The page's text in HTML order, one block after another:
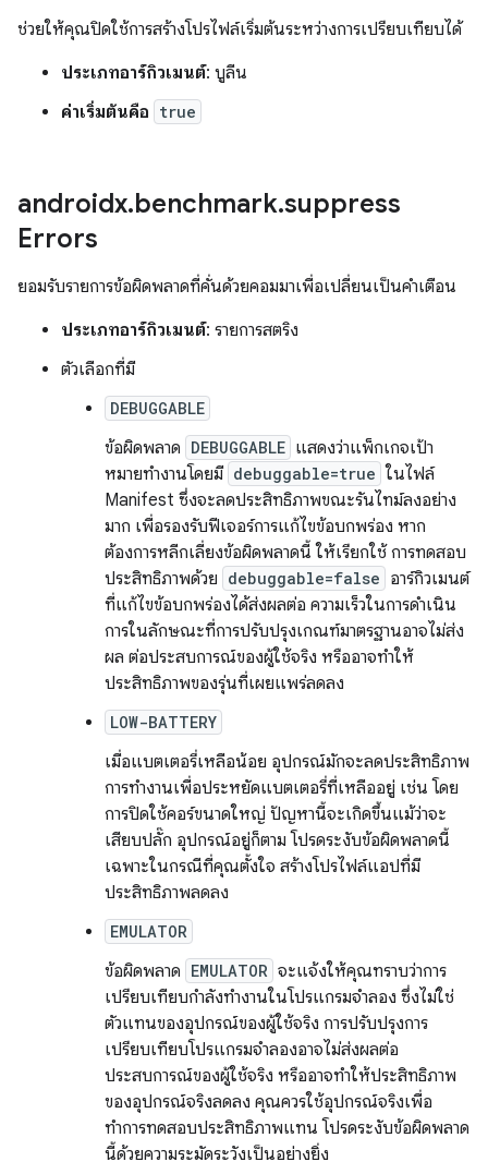
ช่วยให้คุณปิดใช้การสร้างโปรไฟล์เริ่มต้นระหว่างการเปรียบเทียบได้
ประเภทอาร์กิวเมนต์: บูลีน
ค่าเริ่มต้นคือ true
androidx.benchmark.suppress
Errors
ยอมรับรายการข้อผิดพลาดที่คั่นด้วยคอมมาเพื่อเปลี่ยนเป็นคำเตือน
ประเภทอาร์กิวเมนต์: รายการสตริง
ตัวเลือกที่มี
DEBUGGABLE
ข้อผิดพลาด DEBUGGABLE แสดงว่าแพ็กเกจเป้า
หมายทำงานโดยมี debuggable=true ในไฟล์
Manifest ซึ่งจะลดประสิทธิภาพขณะรันไทม์ลงอย่าง
มาก เพื่อรองรับฟีเจอร์การแก้ไขข้อบกพร่อง หาก
ต้องการหลีกเลี่ยงข้อผิดพลาดนี้ ให้เรียกใช้ การทดสอบ
ประสิทธิภาพด้วย debuggable=false อาร์กิวเมนต์
ที่แก้ไขข้อบกพร่องได้ส่งผลต่อ ความเร็วในการดำเนิน
การในลักษณะที่การปรับปรุงเกณฑ์มาตรฐานอาจไม่ส่ง
ผล ต่อประสบการณ์ของผู้ใช้จริง หรืออาจทำให้
ประสิทธิภาพของรุ่นที่เผยแพร่ลดลง
LOW-BATTERY
เมื่อแบตเตอรี่เหลือน้อย อุปกรณ์มักจะลดประสิทธิภาพ
การทำงานเพื่อประหยัดแบตเตอรี่ที่เหลืออยู่ เช่น โดย
การปิดใช้คอร์ขนาดใหญ่ ปัญหานี้จะเกิดขึ้นแม้ว่าจะ
เสียบปลั๊ก อุปกรณ์อยู่ก็ตาม โปรดระงับข้อผิดพลาดนี้
เฉพาะในกรณีที่คุณตั้งใจ สร้างโปรไฟล์แอปที่มี
ประสิทธิภาพลดลง
EMULATOR
ข้อผิดพลาด EMULATOR จะแจ้งให้คุณทราบว่าการ
เปรียบเทียบกำลังทำงานในโปรแกรมจำลอง ซึ่งไม่ใช่
ตัวแทนของอุปกรณ์ของผู้ใช้จริง การปรับปรุงการ
เปรียบเทียบโปรแกรมจำลองอาจไม่ส่งผลต่อ
ประสบการณ์ของผู้ใช้จริง หรืออาจทำให้ประสิทธิภาพ
ของอุปกรณ์จริงลดลง คุณควรใช้อุปกรณ์จริงเพื่อ
ทำการทดสอบประสิทธิภาพแทน โปรดระงับข้อผิดพลาด
นี้ด้วยความระมัดระวังเป็นอย่างยิ่ง